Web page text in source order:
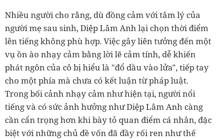
Nhiều người cho rằng, dù đồng cảm với tâm lý của
người mẹ sau sinh, Diệp Lâm Anh lại chọn thời điểm
lên tiếng không phù hợp. Việc gây liên tưởng đến một
vụ ồn ào nhạy cảm bằng lời lẽ cảm tính, dễ khiến
phát ngôn của cô bị hiểu là "đổ dầu vào lửa", tiếp tay
cho một phía mà chưa có kết luận từ pháp luật.
Trong bối cảnh nhạy cảm như hiện tại, người nổi
tiếng và có sức ảnh hưởng như Diệp Lâm Anh càng
cần cẩn trọng hơn khi bày tỏ quan điểm cá nhân, đặc
biệt với những chủ đề vốn đã đầy rối ren như thế